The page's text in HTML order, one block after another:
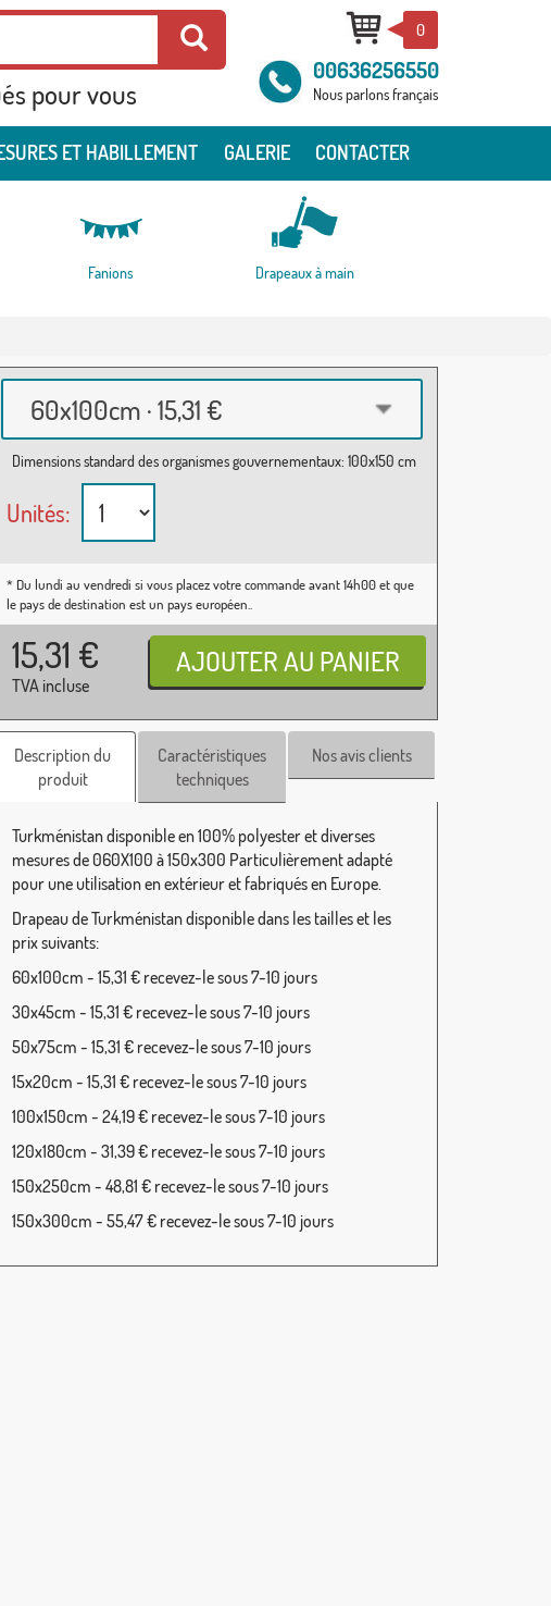
pour vous
0
00636256550
Nous parlons français
ET HABILLEMENT GALERIE CONTACTER
Fanions Drapeaux à main
60x100cm · 15,31 €
Dimensions standard des organismes gouvernementaux: 100x150 cm
Unités:
* Du lundi au vendredi si vous placez votre commande avant 14h00 et que
le pays de destination est un pays européen..
15,31 €
TVA incluse
Description du
produit
Caractéristiques
techniques
Nos avis clients
Turkménistan disponible en 100% polyester et diverses
mesures de 060X100 à 150x300 Particulièrement adapté
pour une utilisation en extérieur et fabriqués en Europe.
Drapeau de Turkménistan disponible dans les tailles et les
prix suivants:
60x100cm - 15,31 € recevez-le sous 7-10 jours
30x45cm - 15,31 € recevez-le sous 7-10 jours
50x75cm - 15,31 € recevez-le sous 7-10 jours
15x20cm - 15,31 € recevez-le sous 7-10 jours
100x150cm - 24,19 € recevez-le sous 7-10 jours
120x180cm - 31,39 € recevez-le sous 7-10 jours
150x250cm - 48,81 € recevez-le sous 7-10 jours
150x300cm - 55,47 € recevez-le sous 7-10 jours